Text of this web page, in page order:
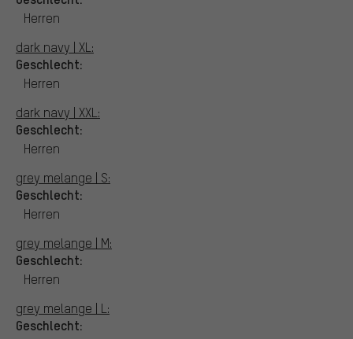
Herren
dark navy | XL:
Geschlecht:
Herren
dark navy | XXL:
Geschlecht:
Herren
grey melange | S:
Geschlecht:
Herren
grey melange | M:
Geschlecht:
Herren
grey melange | L:
Geschlecht: